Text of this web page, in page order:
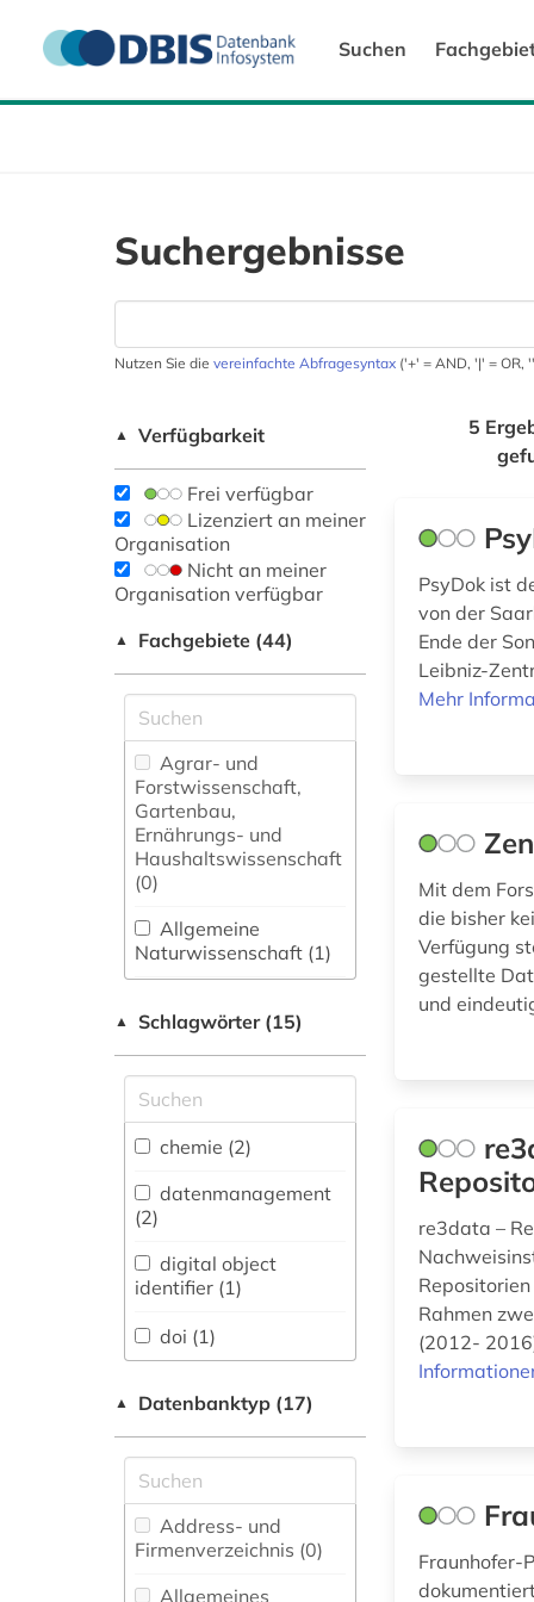
Suchen
Suchergebnisse
Nutzen Sie die vereinfachte Abfragesyntax ('+' = AND, '|' = OR,
▲ Verfügbarkeit
Frei verfügbar
Lizenziert an meiner
Organisation
Nicht an meiner
Organisation verfügbar
▲ Fachgebiete (44)
Agrar- und
Forstwissenschaft,
Gartenbau,
Ernährungs- und
Haushaltswissenschaft
(0)
Allgemeine
Naturwissenschaft (1)
fachübergreifende
Allgemeine und
vergleichende Sprach-
und
Literaturwissenschaft.
Indogermanistik.
Außereuropäische
Literaturen (0)
Amerikanistik (0)
Vermessungswesen (0)
Biologie,
Biotechnologie (1)
Buch- und
▲ Schlagwörter (15)
chemie (2)
datenmanagement
(2)
digital object
identifier (1)
doi (1)
(3)
elektronisches
publizieren (3)
forschungsdaten (1)
informationsmanagement
▲ Datenbanktyp (17)
Address- und
Firmenverzeichnis (0)
Allgemeines
5
PsyDok ist
von der
Ende der
Leibniz-
Mehr
Mit dem
die bisher
Verfügung
gestellte
und
re3data –
Rahmen
(2012-
Fraunhofer-